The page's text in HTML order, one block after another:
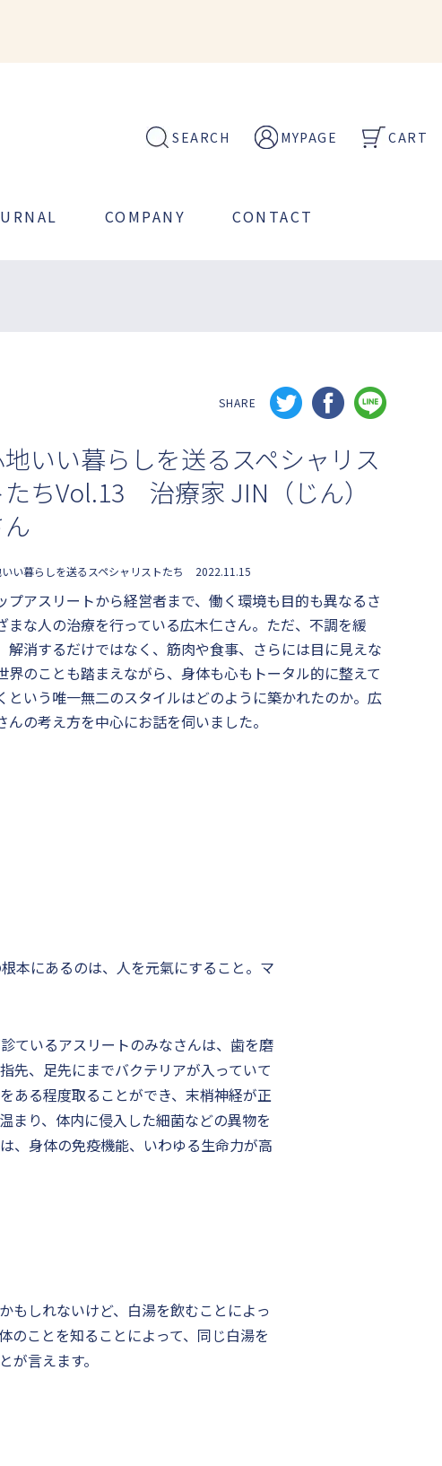
COMPANY CONTACT
SEARCH MYPAGE CART
SHARE
いい暮らしを送るスペシャリス
たちVol.13 治療家 JIN（じん）
い暮らしを送るスペシャリストたち 2022.11.15
プアスリートから経営者まで、働く環境も目的も異なるさ
まな人の治療を行っている広木仁さん。ただ、不調を緩
解消するだけではなく、筋肉や食事、さらには目に見えな
界のことも踏まえながら、身体も心もトータル的に整えて
という唯一無二のスタイルはどのように築かれたのか。広
んの考え方を中心にお話を伺いました。
本にあるのは、人を元氣にすること。マ
ているアスリートのみなさんは、歯を磨
先、足先にまでバクテリアが入っていて
ある程度取ることができ、末梢神経が正
まり、体内に侵入した細菌などの異物を
、身体の免疫機能、いわゆる生命力が高
もしれないけど、白湯を飲むことによっ
のことを知ることによって、同じ白湯を
言えます。